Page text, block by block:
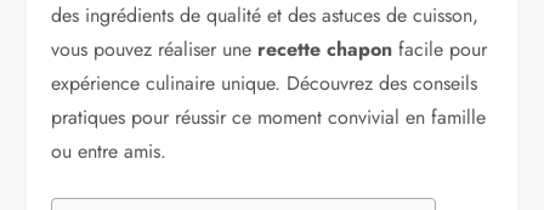
des ingrédients de qualité et des astuces de cuisson,
vous pouvez réaliser une recette chapon facile pour
expérience culinaire unique. Découvrez des conseils
pratiques pour réussir ce moment convivial en famille
ou entre amis.